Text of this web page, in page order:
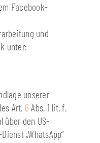
Facebook-
und
unter:
unserer
Art. 6 Abs. 1 lit. f.
über den US-
„WhatsApp“